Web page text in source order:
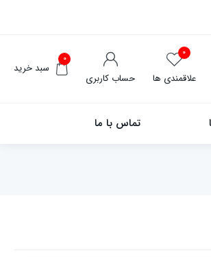
۰
سبد خرید
حساب کاربری
۰
علاقمندی ها
تماس با ما